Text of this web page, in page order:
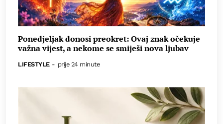
Ponedjeljak donosi preokret: Ovaj znak očekuje
važna vijest, a nekome se smiješi nova ljubav
LIFESTYLE - prije 24 minute